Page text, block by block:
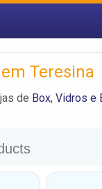
Teresina
de Box, Vidros e